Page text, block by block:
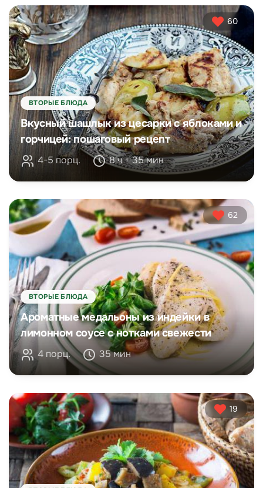
60
ВТОРЫЕ БЛЮДА
Вкусный шашлык из цесарки с яблоками и
горчицей: пошаговый рецепт
4-5 порц. 8 ч + 35 мин
62
ВТОРЫЕ БЛЮДА
Ароматные медальоны из индейки в
лимонном соусе с нотками свежести
4 порц. 35 мин
19